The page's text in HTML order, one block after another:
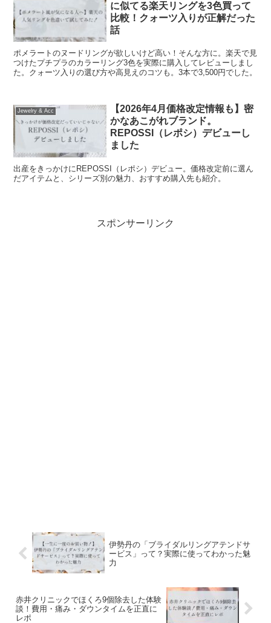
に似てる楽天リングを3色買って
比較！クォーツ入りが正解だった
話
ポメラートのヌードリングが欲しいけど高い！そんな方に。楽天で見
つけたプチプラのカラーリング3色を実際に購入してレビューしまし
た。クォーツ入りの選び方や高見えのコツも。3本で3,500円でした。
Jewelry & Acc
【2026年4月価格改定情報も】密
かなあこがれブランド。
REPOSSI（レポシ）デビューし
ました
出産をきっかけにREPOSSI（レポシ）デビュー。価格改定前に選ん
だアイテムと、シリーズ別の魅力、おすすめ購入先も紹介。
スポンサーリンク
伊勢丹の「ブライダルリングアテンドサ
ービス」って？実際に使ってわかった魅
力
赤井クリニックでほくろ9個除去した体験
談！費用・痛み・ダウンタイムを正直に
レポ